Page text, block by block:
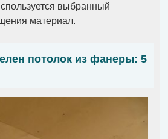
выбранный
материал.
потолок из фанеры: 5